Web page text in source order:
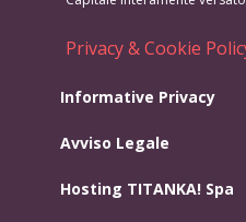
Privacy & Cookie
Informative Privacy
Avviso Legale
Hosting TITANKA! Spa